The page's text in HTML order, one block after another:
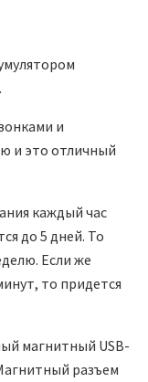
и
и это отличный
каждый час
до 5 дней. То
Если же
то придется
магнитный USB-
разъем